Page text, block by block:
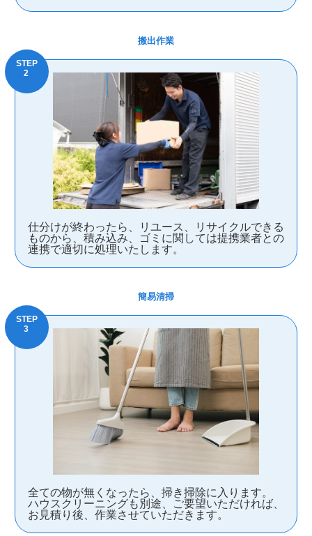
搬出作業
仕分けが終わったら、リユース、リサイクルできる
ものから、積み込み、ゴミに関しては提携業者との
連携で適切に処理いたします。
簡易清掃
全ての物が無くなったら、掃き掃除に入ります。
ハウスクリーニングも別途、ご要望いただければ、
お見積り後、作業させていただきます。